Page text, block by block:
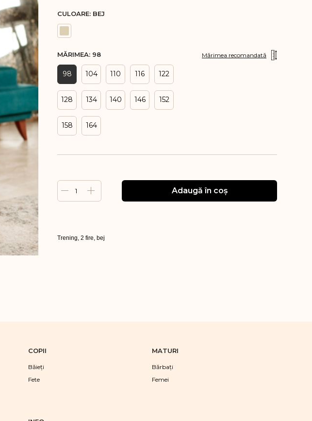
CULOARE: BEJ
MĂRIMEA: 98 Mărimea recomandată
98 104 110 116 122
128 134 140 146 152
158 164
1 Adaugă în coș
Trening, 2 fire, bej
COPII
Băieţi
Fete
MATURI
Bărbaţi
Femei